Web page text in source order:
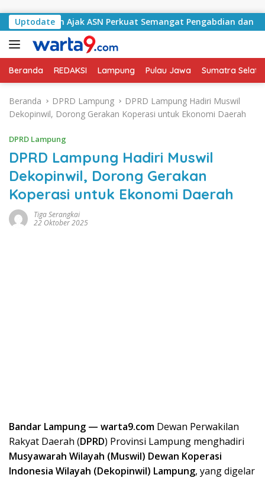
Uptodate
Selatan Ajak ASN Perkuat Semangat Pengabdian dan
Beranda REDAKSI Lampung Pulau Jawa Sumatra
Beranda DPRD Lampung
DPRD Lampung Hadiri Muswil
Dekopinwil, Dorong Gerakan Koperasi untuk Ekonomi Daerah
DPRD Lampung
DPRD Lampung Hadiri Muswil
Dekopinwil, Dorong Gerakan
Koperasi untuk Ekonomi Daerah
Tiga Serangkai
22 Oktober 2025
Bandar Lampung — warta9.com Dewan Perwakilan
Rakyat Daerah (DPRD) Provinsi Lampung menghadiri
Musyawarah Wilayah (Muswil) Dewan Koperasi
Indonesia Wilayah (Dekopinwil) Lampung, yang digelar